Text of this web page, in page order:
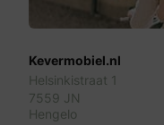
Kevermobiel.nl
Helsinkistraat 1
7559 JN
Hengelo